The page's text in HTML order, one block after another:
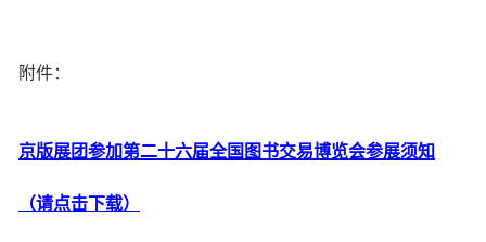
附件：
京版展团参加第二十六届全国图书交易博览会参展须知
（请点击下载）